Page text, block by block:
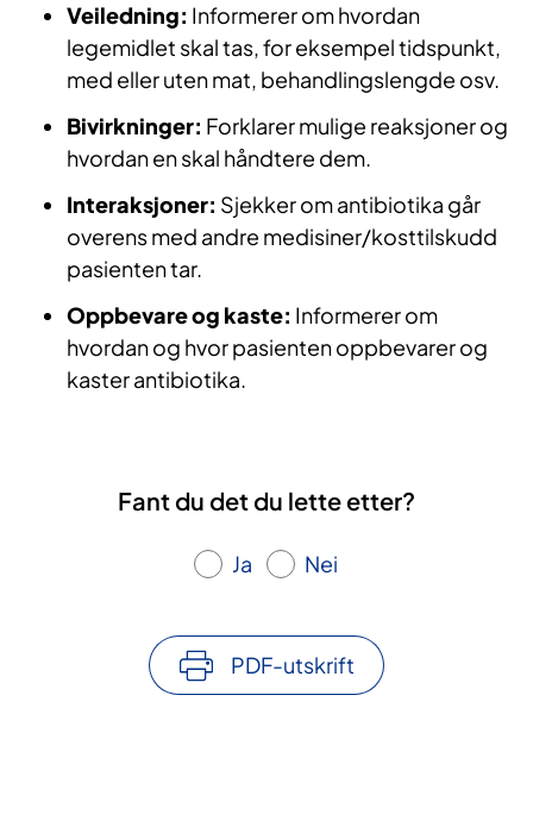
Veiledning: Informerer om hvordan
legemidlet skal tas, for eksempel tidspunkt,
med eller uten mat, behandlingslengde osv.
Bivirkninger: Forklarer mulige reaksjoner og
hvordan en skal håndtere dem.
Interaksjoner: Sjekker om antibiotika går
overens med andre medisiner/kosttilskudd
pasienten tar.
Oppbevare og kaste: Informerer om
hvordan og hvor pasienten oppbevarer og
kaster antibiotika.
Fant du det du lette etter?
Ja Nei
PDF-utskrift